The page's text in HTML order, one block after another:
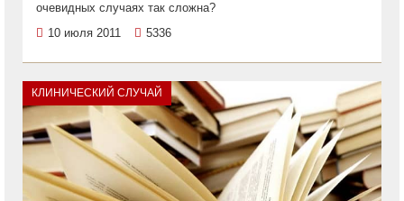
очевидных случаях так сложна?
10 июля 2011
5336
КЛИНИЧЕСКИЙ СЛУЧАЙ